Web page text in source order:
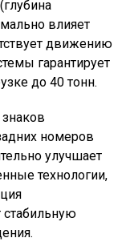
(глубина
влияет
движению
гарантирует
до 40 тонн.
номеров
улучшает
технологии,